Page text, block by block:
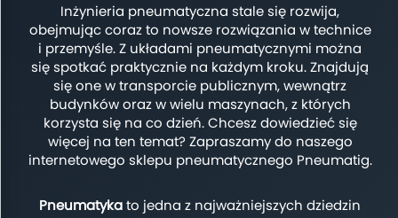
Inżynieria pneumatyczna stale się rozwija,
obejmując coraz to nowsze rozwiązania w technice
i przemyśle. Z układami pneumatycznymi można
się spotkać praktycznie na każdym kroku. Znajdują
się one w transporcie publicznym, wewnątrz
budynków oraz w wielu maszynach, z których
korzysta się na co dzień. Chcesz dowiedzieć się
więcej na ten temat? Zapraszamy do naszego
internetowego sklepu pneumatycznego Pneumatig.
Pneumatykato jedna z najważniejszych dziedzin